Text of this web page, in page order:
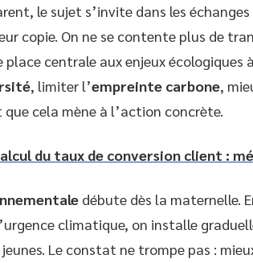
le sujet s’invite dans les
copie. On ne se contente plus de
place centrale aux enjeux écologiques
, limiter l’empreinte carbone,
cela mène à l’action concrète.
du taux de conversion client :
débute dès la maternelle.
climatique, on installe
jeunes. Le constat ne trompe pas :